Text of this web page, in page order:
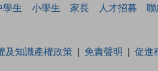
學生 小學生 家長 人才招募
及知識產權政策 免責聲明 促進